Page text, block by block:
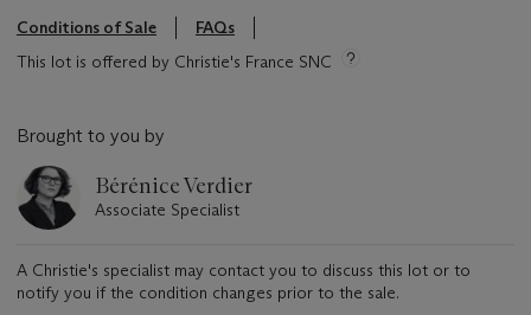
Conditions of Sale
FAQs
This lot is offered by Christie's France SNC
Brought to you by
Bérénice Verdier
Associate Specialist
A Christie's specialist may contact you to discuss this lot or to
notify you if the condition changes prior to the sale.